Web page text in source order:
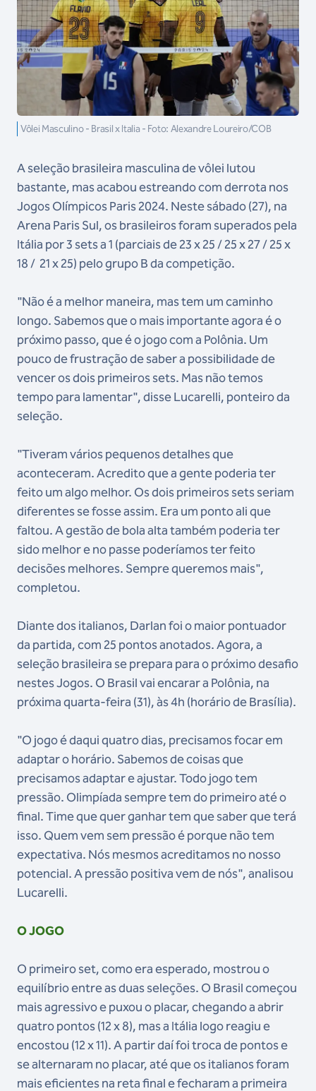
Vôlei Masculino - Brasil x Italia - Foto: Alexandre Loureiro/COB
A seleção brasileira masculina de vôlei lutou
bastante, mas acabou estreando com derrota nos
Jogos Olímpicos Paris 2024. Neste sábado (27), na
Arena Paris Sul, os brasileiros foram superados pela
Itália por 3 sets a 1 (parciais de 23 x 25 / 25 x 27 / 25 x
18 / 21 x 25) pelo grupo B da competição.
"Não é a melhor maneira, mas tem um caminho
longo. Sabemos que o mais importante agora é o
próximo passo, que é o jogo com a Polônia. Um
pouco de frustração de saber a possibilidade de
vencer os dois primeiros sets. Mas não temos
tempo para lamentar", disse Lucarelli, ponteiro da
seleção.
"Tiveram vários pequenos detalhes que
aconteceram. Acredito que a gente poderia ter
feito um algo melhor. Os dois primeiros sets seriam
diferentes se fosse assim. Era um ponto ali que
faltou. A gestão de bola alta também poderia ter
sido melhor e no passe poderíamos ter feito
decisões melhores. Sempre queremos mais",
completou.
Diante dos italianos, Darlan foi o maior pontuador
da partida, com 25 pontos anotados. Agora, a
seleção brasileira se prepara para o próximo desafio
nestes Jogos. O Brasil vai encarar a Polônia, na
próxima quarta-feira (31), às 4h (horário de Brasília).
"O jogo é daqui quatro dias, precisamos focar em
adaptar o horário. Sabemos de coisas que
precisamos adaptar e ajustar. Todo jogo tem
pressão. Olimpíada sempre tem do primeiro até o
final. Time que quer ganhar tem que saber que terá
isso. Quem vem sem pressão é porque não tem
expectativa. Nós mesmos acreditamos no nosso
potencial. A pressão positiva vem de nós", analisou
Lucarelli.
O JOGO
O primeiro set, como era esperado, mostrou o
equilíbrio entre as duas seleções. O Brasil começou
mais agressivo e puxou o placar, chegando a abrir
quatro pontos (12 x 8), mas a Itália logo reagiu e
encostou (12 x 11). A partir daí foi troca de pontos e
se alternaram no placar, até que os italianos foram
mais eficientes na reta final e fecharam a primeira